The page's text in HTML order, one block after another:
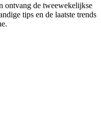
ontvang de tweewekelijkse
tips en de laatste trends